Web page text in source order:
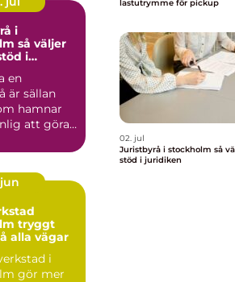
i
i
en
är sällan
hamnar
att göra-
jun
alla vägar
i
gör mer
lastutrymme för pickup
02. jul
Juristbyrå i stockholm så väljer du rätt
stöd i juridiken